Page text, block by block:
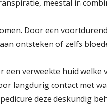
meestal in
Door een
ontsteken of zelfs
een verweekte huid welke
langdurig contact met
deze deskundig